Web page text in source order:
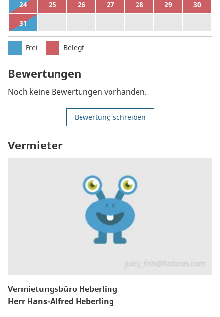
24
25 26 27 28 29
30
31
Frei Belegt
Bewertungen
Noch keine Bewertungen vorhanden.
Bewertung schreiben
Vermieter
Vermietungsbüro Heberling
Herr Hans-Alfred Heberling